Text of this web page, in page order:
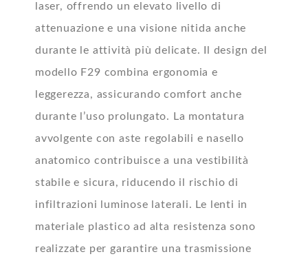
laser, offrendo un elevato livello di
attenuazione e una visione nitida anche
durante le attività più delicate. Il design del
modello F29 combina ergonomia e
leggerezza, assicurando comfort anche
durante l’uso prolungato. La montatura
avvolgente con aste regolabili e nasello
anatomico contribuisce a una vestibilità
stabile e sicura, riducendo il rischio di
infiltrazioni luminose laterali. Le lenti in
materiale plastico ad alta resistenza sono
realizzate per garantire una trasmissione